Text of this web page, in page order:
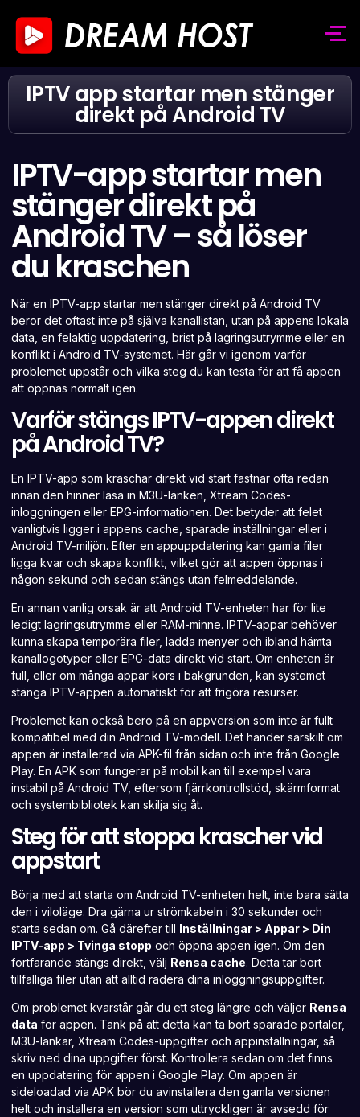
IPTV app startar men stänger
direkt på Android TV
IPTV-app startar men
stänger direkt på
Android TV – så löser
du kraschen
När en IPTV-app startar men stänger direkt på Android TV
beror det oftast inte på själva kanallistan, utan på appens lokala
data, en felaktig uppdatering, brist på lagringsutrymme eller en
konflikt i Android TV-systemet. Här går vi igenom varför
problemet uppstår och vilka steg du kan testa för att få appen
att öppnas normalt igen.
Varför stängs IPTV-appen direkt
på Android TV?
En IPTV-app som kraschar direkt vid start fastnar ofta redan
innan den hinner läsa in M3U-länken, Xtream Codes-
inloggningen eller EPG-informationen. Det betyder att felet
vanligtvis ligger i appens cache, sparade inställningar eller i
Android TV-miljön. Efter en appuppdatering kan gamla filer
ligga kvar och skapa konflikt, vilket gör att appen öppnas i
någon sekund och sedan stängs utan felmeddelande.
En annan vanlig orsak är att Android TV-enheten har för lite
ledigt lagringsutrymme eller RAM-minne. IPTV-appar behöver
kunna skapa temporära filer, ladda menyer och ibland hämta
kanallogotyper eller EPG-data direkt vid start. Om enheten är
full, eller om många appar körs i bakgrunden, kan systemet
stänga IPTV-appen automatiskt för att frigöra resurser.
Problemet kan också bero på en appversion som inte är fullt
kompatibel med din Android TV-modell. Det händer särskilt om
appen är installerad via APK-fil från sidan och inte från Google
Play. En APK som fungerar på mobil kan till exempel vara
instabil på Android TV, eftersom fjärrkontrollstöd, skärmformat
och systembibliotek kan skilja sig åt.
Steg för att stoppa krascher vid
appstart
Börja med att starta om Android TV-enheten helt, inte bara sätta
den i viloläge. Dra gärna ur strömkabeln i 30 sekunder och
starta sedan om. Gå därefter till Inställningar > Appar > Din
IPTV-app > Tvinga stopp och öppna appen igen. Om den
fortfarande stängs direkt, välj Rensa cache. Detta tar bort
tillfälliga filer utan att alltid radera dina inloggningsuppgifter.
Om problemet kvarstår går du ett steg längre och väljer Rensa
data för appen. Tänk på att detta kan ta bort sparade portaler,
M3U-länkar, Xtream Codes-uppgifter och appinställningar, så
skriv ned dina uppgifter först. Kontrollera sedan om det finns
en uppdatering för appen i Google Play. Om appen är
sideloadad via APK bör du avinstallera den gamla versionen
helt och installera en version som uttryckligen är avsedd för